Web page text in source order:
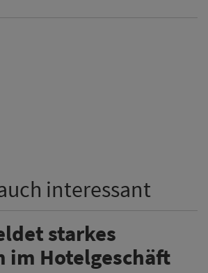
interessant
starkes
im Hotelgeschäft